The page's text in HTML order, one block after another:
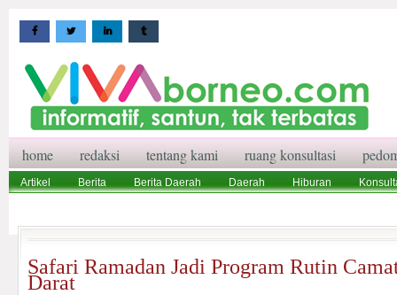
home redaksi tentang kami ruang konsultasi
Artikel Berita Berita Daerah Daerah Hiburan
Safari Ramadan Jadi Program Rutin
Darat